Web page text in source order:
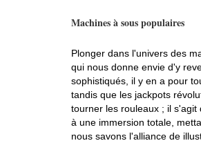
Machines à sous populaires
Plonger dans l'univers des
qui nous donne envie d'y
sophistiqués, il y en a pour
tandis que les jackpots
tourner les rouleaux ; il
à une immersion totale,
nous savons l'alliance de